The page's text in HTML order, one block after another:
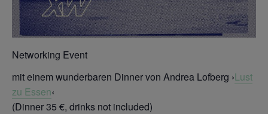
Networking Event
mit einem wunderbaren Dinner von Andrea Lofberg ›Lust
zu Essen‹
(Dinner 35 €, drinks not included)